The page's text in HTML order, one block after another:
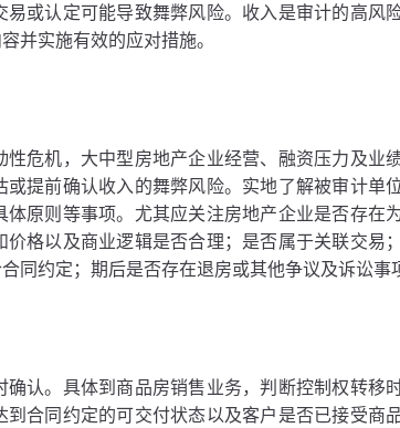
或认定可能导致舞弊风险。收入是审计的高风险
并实施有效的应对措施。
危机，大中型房地产企业经营、融资压力及业
提前确认收入的舞弊风险。实地了解被审计单
原则等事项。尤其应关注房地产企业是否存在
格以及商业逻辑是否合理；是否属于关联交易
同约定；期后是否存在退房或其他争议及诉讼事
认。具体到商品房销售业务，判断控制权转移
合同约定的可交付状态以及客户是否已接受商